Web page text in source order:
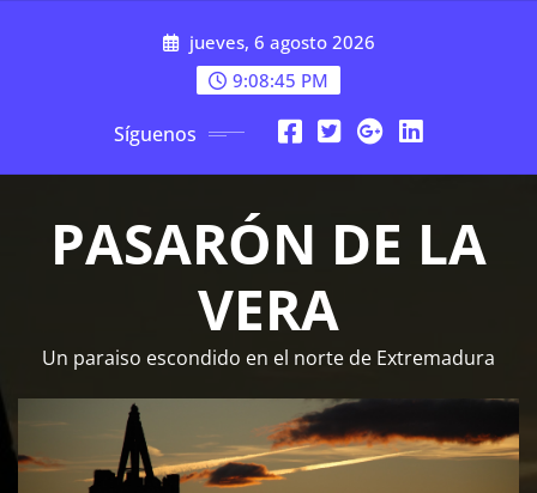
jueves, 6 agosto 2026
9:08:46 PM
Síguenos
PASARÓN DE LA
VERA
Un paraiso escondido en el norte de Extremadura